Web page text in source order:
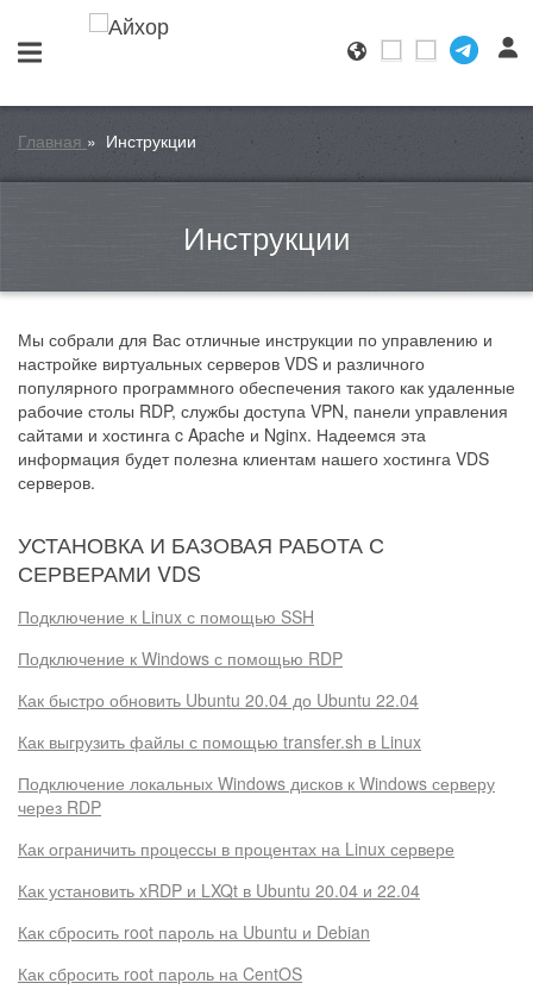
Главная » Инструкции
Инструкции
Мы собрали для Вас отличные инструкции по управлению и
настройке виртуальных серверов VDS и различного
популярного программного обеспечения такого как удаленные
рабочие столы RDP, службы доступа VPN, панели управления
сайтами и хостинга c Apache и Nginx. Надеемся эта
информация будет полезна клиентам нашего хостинга VDS
серверов.
УСТАНОВКА И БАЗОВАЯ РАБОТА С
СЕРВЕРАМИ VDS
Подключение к Linux с помощью SSH
Подключение к Windows с помощью RDP
Как быстро обновить Ubuntu 20.04 до Ubuntu 22.04
Как выгрузить файлы с помощью transfer.sh в Linux
Подключение локальных Windows дисков к Windows серверу
через RDP
Как ограничить процессы в процентах на Linux сервере
Как установить xRDP и LXQt в Ubuntu 20.04 и 22.04
Как сбросить root пароль на Ubuntu и Debian
Как сбросить root пароль на CentOS